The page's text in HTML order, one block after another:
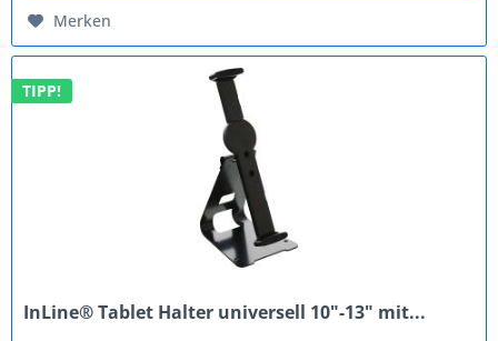
Merken
TIPP!
InLine® Tablet Halter universell 10"-13" mit...